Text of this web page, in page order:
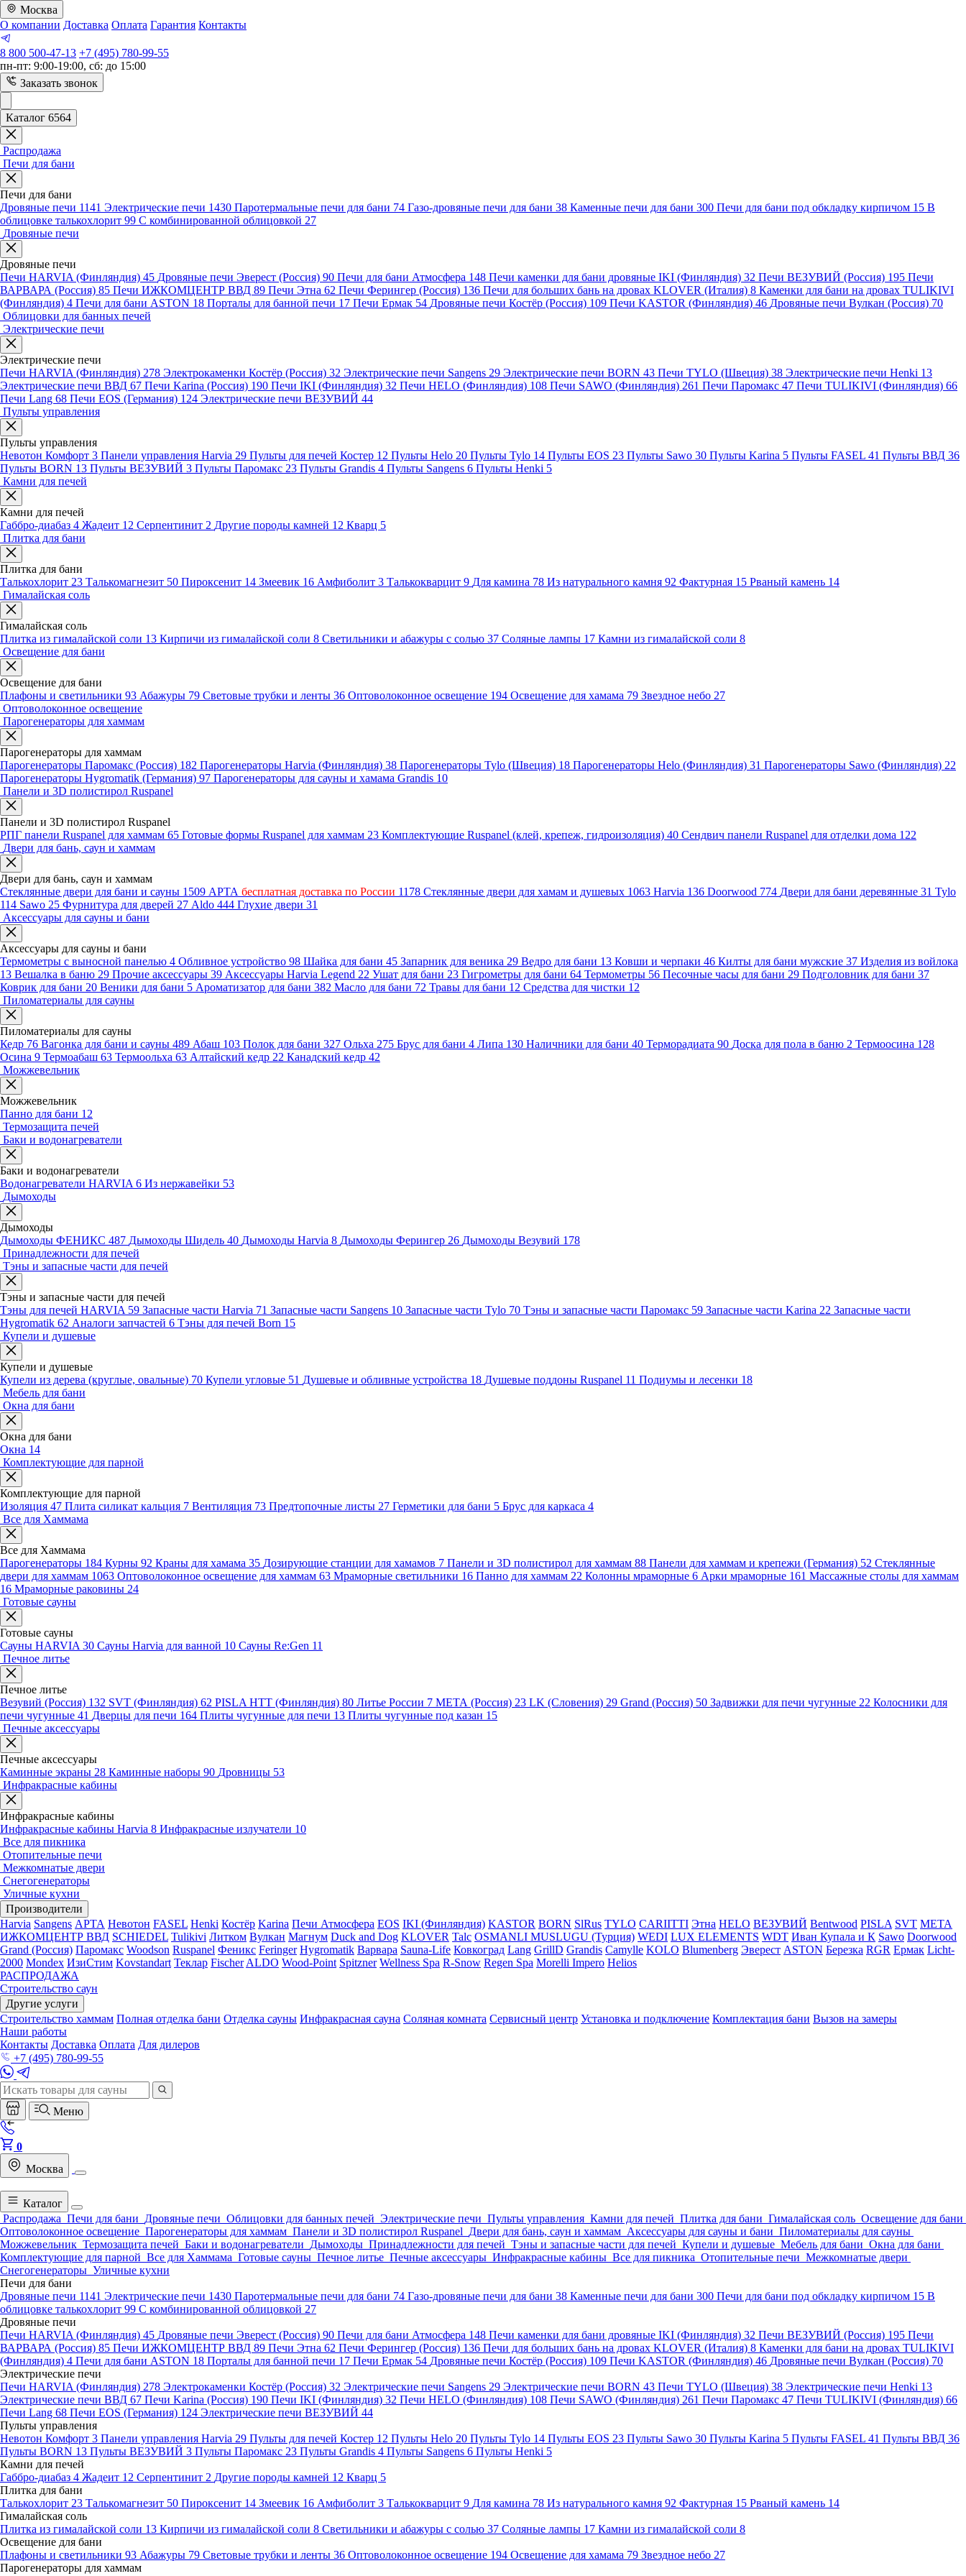
Москва
О компании Доставка Оплата Гарантия Контакты
8 800 500-47-13 +7 (495) 780-99-55
пн-пт: 9:00-19:00, сб: до 15:00
Заказать звонок
Каталог 6564
Распродажа
Печи для бани
Печи для бани
Дровяные печи 1141 Электрические печи 1430 Паротермальные печи для бани 74 Газо-дровяные печи для бани 38 Каменные печи для бани 300 Печи для бани под обкладку кирпичом 15 В
облицовке талькохлорит 99 С комбинированной облицовкой 27
Дровяные печи
Дровяные печи
Печи HARVIA (Финляндия) 45 Дровяные печи Эверест (Россия) 90 Печи для бани Атмосфера 148 Печи каменки для бани дровяные IKI (Финляндия) 32 Печи ВЕЗУВИЙ (Россия) 195 Печи
ВАРВАРА (Россия) 85 Печи ИЖКОМЦЕНТР ВВД 89 Печи Этна 62 Печи Ферингер (Россия) 136 Печи для больших бань на дровах KLOVER (Италия) 8 Каменки для бани на дровах TULIKIVI
(Финляндия) 4 Печи для бани ASTON 18 Порталы для банной печи 17 Печи Ермак 54 Дровяные печи Костёр (Россия) 109 Печи KASTOR (Финляндия) 46 Дровяные печи Вулкан (Россия) 70
Облицовки для банных печей
Электрические печи
Электрические печи
Печи HARVIA (Финляндия) 278 Электрокаменки Костёр (Россия) 32 Электрические печи Sangens 29 Электрические печи BORN 43 Печи TYLO (Швеция) 38 Электрические печи Henki 13
Электрические печи ВВД 67 Печи Karina (Россия) 190 Печи IKI (Финляндия) 32 Печи HELO (Финляндия) 108 Печи SAWO (Финляндия) 261 Печи Паромакс 47 Печи TULIKIVI (Финляндия) 66
Печи Lang 68 Печи EOS (Германия) 124 Электрические печи ВЕЗУВИЙ 44
Пульты управления
Пульты управления
Невотон Комфорт 3 Панели управления Harvia 29 Пульты для печей Костер 12 Пульты Helo 20 Пульты Tylo 14 Пульты EOS 23 Пульты Sawo 30 Пульты Karina 5 Пульты FASEL 41 Пульты ВВД 36
Пульты BORN 13 Пульты ВЕЗУВИЙ 3 Пульты Паромакс 23 Пульты Grandis 4 Пульты Sangens 6 Пульты Henki 5
Камни для печей
Камни для печей
Габбро-диабаз 4 Жадеит 12 Серпентинит 2 Другие породы камней 12 Кварц 5
Плитка для бани
Плитка для бани
Талькохлорит 23 Талькомагнезит 50 Пироксенит 14 Змеевик 16 Амфиболит 3 Талькокварцит 9 Для камина 78 Из натурального камня 92 Фактурная 15 Рваный камень 14
Гималайская соль
Гималайская соль
Плитка из гималайской соли 13 Кирпичи из гималайской соли 8 Светильники и абажуры с солью 37 Соляные лампы 17 Камни из гималайской соли 8
Освещение для бани
Освещение для бани
Плафоны и светильники 93 Абажуры 79 Световые трубки и ленты 36 Оптоволоконное освещение 194 Освещение для хамама 79 Звездное небо 27
Оптоволоконное освещение
Парогенераторы для хаммам
Парогенераторы для хаммам
Парогенераторы Паромакс (Россия) 182 Парогенераторы Harvia (Финляндия) 38 Парогенераторы Tylo (Швеция) 18 Парогенераторы Helo (Финляндия) 31 Парогенераторы Sawo (Финляндия) 22
Парогенераторы Hygromatik (Германия) 97 Парогенераторы для сауны и хамама Grandis 10
Панели и 3D полистирол Ruspanel
Панели и 3D полистирол Ruspanel
РПГ панели Ruspanel для хаммам 65 Готовые формы Ruspanel для хаммам 23 Комплектующие Ruspanel (клей, крепеж, гидроизоляция) 40 Сендвич панели Ruspanel для отделки дома 122
Двери для бань, саун и хаммам
Двери для бань, саун и хаммам
Стеклянные двери для бани и сауны 1509 АРТА бесплатная доставка по России 1178 Стеклянные двери для хамам и душевых 1063 Harvia 136 Doorwood 774 Двери для бани деревянные 31 Tylo
114 Sawo 25 Фурнитура для дверей 27 Aldo 444 Глухие двери 31
Аксессуары для сауны и бани
Аксессуары для сауны и бани
Термометры с выносной панелью 4 Обливное устройство 98 Шайка для бани 45 Запарник для веника 29 Ведро для бани 13 Ковши и черпаки 46 Килты для бани мужские 37 Изделия из войлока
13 Вешалка в баню 29 Прочие аксессуары 39 Аксессуары Harvia Legend 22 Ушат для бани 23 Гигрометры для бани 64 Термометры 56 Песочные часы для бани 29 Подголовник для бани 37
Коврик для бани 20 Веники для бани 5 Ароматизатор для бани 382 Масло для бани 72 Травы для бани 12 Средства для чистки 12
Пиломатериалы для сауны
Пиломатериалы для сауны
Кедр 76 Вагонка для бани и сауны 489 Абаш 103 Полок для бани 327 Ольха 275 Брус для бани 4 Липа 130 Наличники для бани 40 Терморадиата 90 Доска для пола в баню 2 Термоосина 128
Осина 9 Термоабаш 63 Термоольха 63 Алтайский кедр 22 Канадский кедр 42
Можжевельник
Можжевельник
Панно для бани 12
Термозащита печей
Баки и водонагреватели
Баки и водонагреватели
Водонагреватели HARVIA 6 Из нержавейки 53
Дымоходы
Дымоходы
Дымоходы ФЕНИКС 487 Дымоходы Шидель 40 Дымоходы Harvia 8 Дымоходы Ферингер 26 Дымоходы Везувий 178
Принадлежности для печей
Тэны и запасные части для печей
Тэны и запасные части для печей
Тэны для печей HARVIA 59 Запасные части Harvia 71 Запасные части Sangens 10 Запасные части Tylo 70 Тэны и запасные части Паромакс 59 Запасные части Karina 22 Запасные части
Hygromatik 62 Аналоги запчастей 6 Тэны для печей Born 15
Купели и душевые
Купели и душевые
Купели из дерева (круглые, овальные) 70 Купели угловые 51 Душевые и обливные устройства 18 Душевые поддоны Ruspanel 11 Подиумы и лесенки 18
Мебель для бани
Окна для бани
Окна для бани
Окна 14
Комплектующие для парной
Комплектующие для парной
Изоляция 47 Плита силикат кальция 7 Вентиляция 73 Предтопочные листы 27 Герметики для бани 5 Брус для каркаса 4
Все для Хаммама
Все для Хаммама
Парогенераторы 184 Курны 92 Краны для хамама 35 Дозирующие станции для хамамов 7 Панели и 3D полистирол для хаммам 88 Панели для хаммам и крепежи (Германия) 52 Стеклянные
двери для хаммам 1063 Оптоволоконное освещение для хаммам 63 Мраморные светильники 16 Панно для хаммам 22 Колонны мраморные 6 Арки мраморные 161 Массажные столы для хаммам
16 Мраморные раковины 24
Готовые сауны
Готовые сауны
Сауны HARVIA 30 Сауны Harvia для ванной 10 Сауны Re:Gen 11
Печное литье
Печное литье
Везувий (Россия) 132 SVT (Финляндия) 62 PISLA HTT (Финляндия) 80 Литье России 7 МЕТА (Россия) 23 LK (Словения) 29 Grand (Россия) 50 Задвижки для печи чугунные 22 Колосники для
печи чугунные 41 Дверцы для печи 164 Плиты чугунные для печи 13 Плиты чугунные под казан 15
Печные аксессуары
Печные аксессуары
Каминные экраны 28 Каминные наборы 90 Дровницы 53
Инфракрасные кабины
Инфракрасные кабины
Инфракрасные кабины Harvia 8 Инфракрасные излучатели 10
Все для пикника
Отопительные печи
Межкомнатые двери
Снегогенераторы
Уличные кухни
Производители
Harvia Sangens АРТА Невотон FASEL Henki Костёр Karina Печи Атмосфера EOS IKI (Финляндия) KASTOR BORN SlRus TYLO CARIITTI Этна HELO ВЕЗУВИЙ Bentwood PISLA SVT МЕТА
ИЖКОМЦЕНТР ВВД SCHIEDEL Tulikivi Литком Вулкан Магнум Duck and Dog KLOVER Talc OSMANLI MUSLUGU (Турция) WEDI LUX ELEMENTS WDT Иван Купала и К Sawo Doorwood
Grand (Россия) Паромакс Woodson Ruspanel Феникс Feringer Hygromatik Варвара Sauna-Life Ковкоград Lang GrillD Grandis Camylle KOLO Blumenberg Эверест ASTON Березка RGR Ермак Licht-
2000 Mondex ИзиСтим Kovstandart Теклар Fischer ALDO Wood-Point Spitzner Wellness Spa R-Snow Regen Spa Morelli Impero Helios
РАСПРОДАЖА
Строительство саун
Другие услуги
Строительство хаммам Полная отделка бани Отделка сауны Инфракрасная сауна Соляная комната Сервисный центр Установка и подключение Комплектация бани Вызов на замеры
Наши работы
Контакты Доставка Оплата Для дилеров
+7 (495) 780-99-55
Меню
0
Москва
Каталог
Распродажа Печи для бани Дровяные печи Облицовки для банных печей Электрические печи Пульты управления Камни для печей Плитка для бани Гималайская соль Освещение для бани
Оптоволоконное освещение Парогенераторы для хаммам Панели и 3D полистирол Ruspanel Двери для бань, саун и хаммам Аксессуары для сауны и бани Пиломатериалы для сауны
Можжевельник Термозащита печей Баки и водонагреватели Дымоходы Принадлежности для печей Тэны и запасные части для печей Купели и душевые Мебель для бани Окна для бани
Комплектующие для парной Все для Хаммама Готовые сауны Печное литье Печные аксессуары Инфракрасные кабины Все для пикника Отопительные печи Межкомнатые двери
Снегогенераторы Уличные кухни
Печи для бани
Дровяные печи 1141 Электрические печи 1430 Паротермальные печи для бани 74 Газо-дровяные печи для бани 38 Каменные печи для бани 300 Печи для бани под обкладку кирпичом 15 В
облицовке талькохлорит 99 С комбинированной облицовкой 27
Дровяные печи
Печи HARVIA (Финляндия) 45 Дровяные печи Эверест (Россия) 90 Печи для бани Атмосфера 148 Печи каменки для бани дровяные IKI (Финляндия) 32 Печи ВЕЗУВИЙ (Россия) 195 Печи
ВАРВАРА (Россия) 85 Печи ИЖКОМЦЕНТР ВВД 89 Печи Этна 62 Печи Ферингер (Россия) 136 Печи для больших бань на дровах KLOVER (Италия) 8 Каменки для бани на дровах TULIKIVI
(Финляндия) 4 Печи для бани ASTON 18 Порталы для банной печи 17 Печи Ермак 54 Дровяные печи Костёр (Россия) 109 Печи KASTOR (Финляндия) 46 Дровяные печи Вулкан (Россия) 70
Электрические печи
Печи HARVIA (Финляндия) 278 Электрокаменки Костёр (Россия) 32 Электрические печи Sangens 29 Электрические печи BORN 43 Печи TYLO (Швеция) 38 Электрические печи Henki 13
Электрические печи ВВД 67 Печи Karina (Россия) 190 Печи IKI (Финляндия) 32 Печи HELO (Финляндия) 108 Печи SAWO (Финляндия) 261 Печи Паромакс 47 Печи TULIKIVI (Финляндия) 66
Печи Lang 68 Печи EOS (Германия) 124 Электрические печи ВЕЗУВИЙ 44
Пульты управления
Невотон Комфорт 3 Панели управления Harvia 29 Пульты для печей Костер 12 Пульты Helo 20 Пульты Tylo 14 Пульты EOS 23 Пульты Sawo 30 Пульты Karina 5 Пульты FASEL 41 Пульты ВВД 36
Пульты BORN 13 Пульты ВЕЗУВИЙ 3 Пульты Паромакс 23 Пульты Grandis 4 Пульты Sangens 6 Пульты Henki 5
Камни для печей
Габбро-диабаз 4 Жадеит 12 Серпентинит 2 Другие породы камней 12 Кварц 5
Плитка для бани
Талькохлорит 23 Талькомагнезит 50 Пироксенит 14 Змеевик 16 Амфиболит 3 Талькокварцит 9 Для камина 78 Из натурального камня 92 Фактурная 15 Рваный камень 14
Гималайская соль
Плитка из гималайской соли 13 Кирпичи из гималайской соли 8 Светильники и абажуры с солью 37 Соляные лампы 17 Камни из гималайской соли 8
Освещение для бани
Плафоны и светильники 93 Абажуры 79 Световые трубки и ленты 36 Оптоволоконное освещение 194 Освещение для хамама 79 Звездное небо 27
Парогенераторы для хаммам